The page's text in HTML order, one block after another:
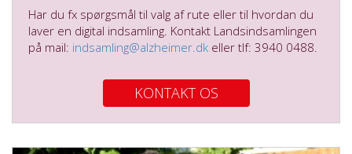
Har du fx spørgsmål til valg af rute eller til hvordan du
laver en digital indsamling. Kontakt Landsindsamlingen
på mail: indsamling@alzheimer.dk eller tlf: 3940 0488.
KONTAKT OS